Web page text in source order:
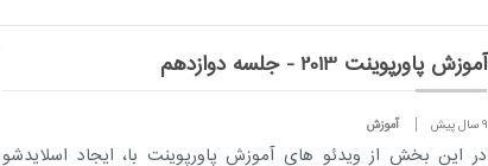
آموزش پاورپوینت 2013 - جلسه دوازدهم
9 سال پیش آموزش
در این بخش از ویدئو های آموزش پاورپوینت با، ایجاد اسلایدشو